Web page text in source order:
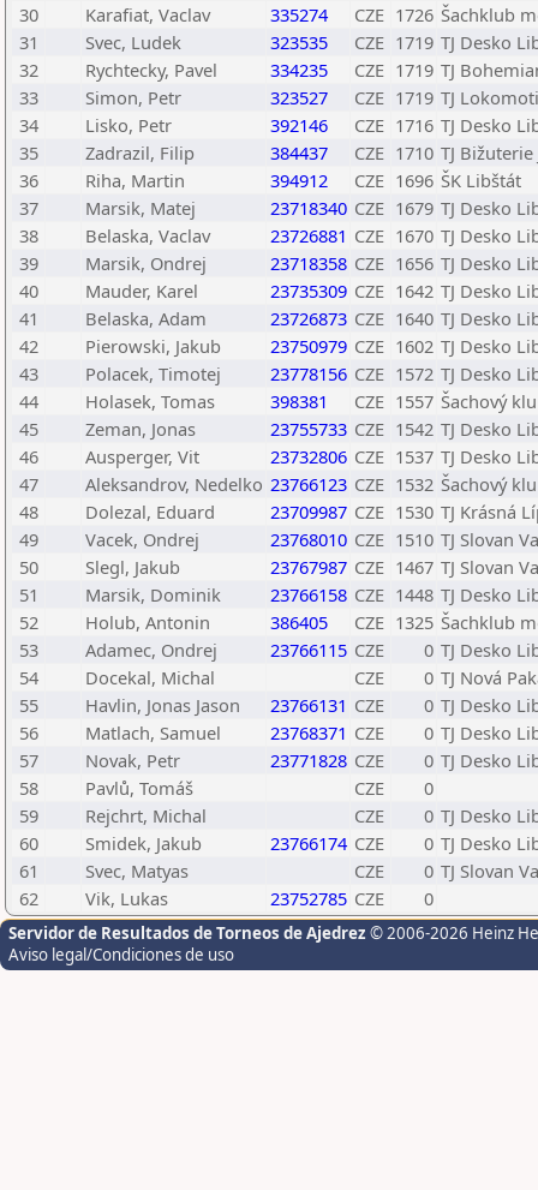
30
Karafiat, Vaclav 335274 CZE 1726 Šachklub
31
Svec, Ludek 323535 CZE 1719 TJ Desko
32
Rychtecky, Pavel 334235 CZE 1719 TJ
33
Simon, Petr 323527 CZE 1719 TJ
34
Lisko, Petr 392146 CZE 1716 TJ Desko
35
Zadrazil, Filip 384437 CZE 1710 TJ
36
Riha, Martin 394912 CZE 1696 ŠK Libštát
37
Marsik, Matej 23718340 CZE 1679 TJ Desko
38
Belaska, Vaclav 23726881 CZE 1670 TJ Desko
39
Marsik, Ondrej 23718358 CZE 1656 TJ Desko
40
Mauder, Karel 23735309 CZE 1642 TJ Desko
41
Belaska, Adam 23726873 CZE 1640 TJ Desko
42
Pierowski, Jakub 23750979 CZE 1602 TJ Desko
43
Polacek, Timotej 23778156 CZE 1572 TJ Desko
44
Holasek, Tomas 398381 CZE 1557 Šachový
45
Zeman, Jonas 23755733 CZE 1542 TJ Desko
46
Ausperger, Vit 23732806 CZE 1537 TJ Desko
47
Aleksandrov, Nedelko 23766123 CZE 1532 Šachový
48
Dolezal, Eduard 23709987 CZE 1530 TJ Krásná
49
Vacek, Ondrej 23768010 CZE 1510 TJ Slovan
50
Slegl, Jakub 23767987 CZE 1467 TJ Slovan
51
Marsik, Dominik 23766158 CZE 1448 TJ Desko
52
Holub, Antonin 386405 CZE 1325 Šachklub
53
Adamec, Ondrej 23766115 CZE 0 TJ Desko
54
Docekal, Michal CZE 0 TJ Nová
55
Havlin, Jonas Jason 23766131 CZE 0 TJ Desko
56
Matlach, Samuel 23768371 CZE 0 TJ Desko
57
Novak, Petr 23771828 CZE 0 TJ Desko
58
Pavlů, Tomáš CZE
0
59
Rejchrt, Michal CZE 0 TJ Desko
60
Smidek, Jakub 23766174 CZE 0 TJ Desko
61
Svec, Matyas CZE 0 TJ Slovan
62
Vik, Lukas 23752785 CZE 0
Servidor de Resultados de Torneos de Ajedrez © 2006-2026 Heinz
Aviso legal/Condiciones de uso